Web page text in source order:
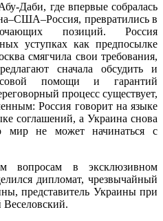
Даби, где впервые собралась
превратились в
позиций. Россия
уступках как предпосылке
смягчила свои требования,
сначала обсудить и
помощи и гарантий
процесс существует,
Россия говорит на языке
соглашений, а Украина снова
мир не может начинаться с
вопросам в эксклюзивном
дипломат, чрезвычайный
представитель Украины при